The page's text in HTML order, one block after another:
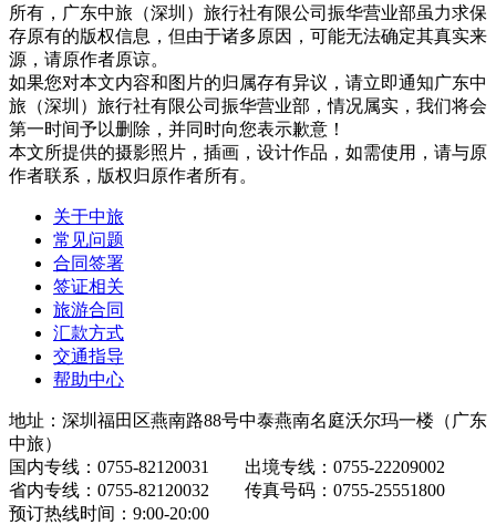
所有，广东中旅（深圳）旅行社有限公司振华营业部虽力求保
存原有的版权信息，但由于诸多原因，可能无法确定其真实来
源，请原作者原谅。
如果您对本文内容和图片的归属存有异议，请立即通知广东中
旅（深圳）旅行社有限公司振华营业部，情况属实，我们将会
第一时间予以删除，并同时向您表示歉意！
本文所提供的摄影照片，插画，设计作品，如需使用，请与原
作者联系，版权归原作者所有。
关于中旅
常见问题
合同签署
签证相关
旅游合同
汇款方式
交通指导
帮助中心
地址：深圳福田区燕南路88号中泰燕南名庭沃尔玛一楼（广东
中旅）
国内专线：0755-82120031 出境专线：0755-22209002
省内专线：0755-82120032 传真号码：0755-25551800
预订热线时间：9:00-20:00